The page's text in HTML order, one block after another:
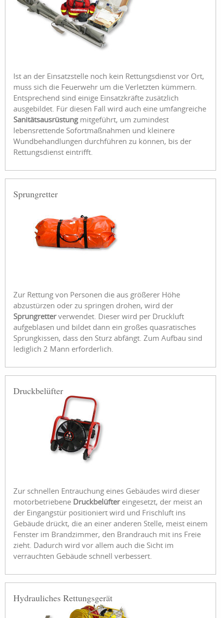
Ist an der Einsatzstelle noch kein Rettungsdienst vor Ort,
muss sich die Feuerwehr um die Verletzten kümmern.
Entsprechend sind einige Einsatzkräfte zusätzlich
ausgebildet. Für diesen Fall wird auch eine umfangreiche
Sanitätsausrüstungmitgeführt, um zumindest
lebensrettende Sofortmaßnahmen und kleinere
Wundbehandlungen durchführen zu können, bis der
Rettungsdienst eintrifft.
Sprungretter
Zur Rettung von Personen die aus größerer Höhe
abzustürzen oder zu springen drohen, wird der
Sprungretterverwendet. Dieser wird per Druckluft
aufgeblasen und bildet dann ein großes quasratisches
Sprungkissen, dass den Sturz abfängt. Zum Aufbau sind
lediglich 2 Mann erforderlich.
Druckbelüfter
Zur schnellen Entrauchung eines Gebäudes wird dieser
motorbetriebene Druckbelüftereingesetzt, der meist an
der Eingangstür positioniert wird und Frischluft ins
Gebäude drückt, die an einer anderen Stelle, meist einem
Fenster im Brandzimmer, den Brandrauch mit ins Freie
zieht. Dadurch wird vor allem auch die Sicht im
verrauchten Gebäude schnell verbessert.
Hydrauliches Rettungsgerät